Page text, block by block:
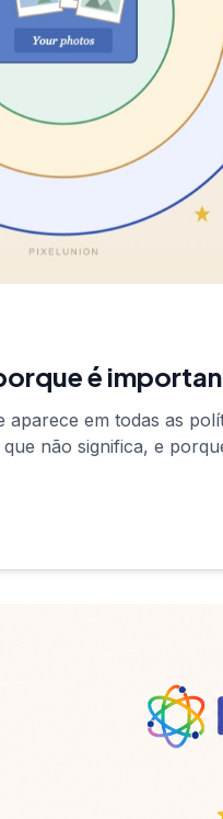
é
em todas as
não significa, e